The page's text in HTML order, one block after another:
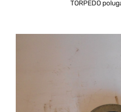
TORPEDO